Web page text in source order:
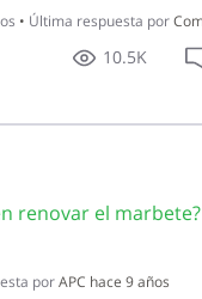
• Última respuesta por
10.5K
renovar el marbete?
porAPC hace 9 años